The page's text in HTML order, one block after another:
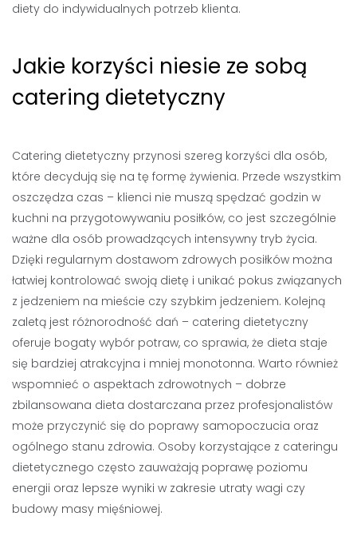
diety do indywidualnych potrzeb klienta.
Jakie korzyści niesie ze sobą
catering dietetyczny
Catering dietetyczny przynosi szereg korzyści dla osób,
które decydują się na tę formę żywienia. Przede wszystkim
oszczędza czas – klienci nie muszą spędzać godzin w
kuchni na przygotowywaniu posiłków, co jest szczególnie
ważne dla osób prowadzących intensywny tryb życia.
Dzięki regularnym dostawom zdrowych posiłków można
łatwiej kontrolować swoją dietę i unikać pokus związanych
z jedzeniem na mieście czy szybkim jedzeniem. Kolejną
zaletą jest różnorodność dań – catering dietetyczny
oferuje bogaty wybór potraw, co sprawia, że dieta staje
się bardziej atrakcyjna i mniej monotonna. Warto również
wspomnieć o aspektach zdrowotnych – dobrze
zbilansowana dieta dostarczana przez profesjonalistów
może przyczynić się do poprawy samopoczucia oraz
ogólnego stanu zdrowia. Osoby korzystające z cateringu
dietetycznego często zauważają poprawę poziomu
energii oraz lepsze wyniki w zakresie utraty wagi czy
budowy masy mięśniowej.